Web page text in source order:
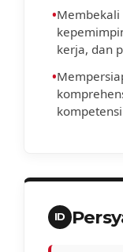
•
kerja, dan
•
ID